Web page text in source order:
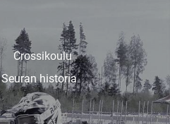
Crossikoulu
Seuran historia